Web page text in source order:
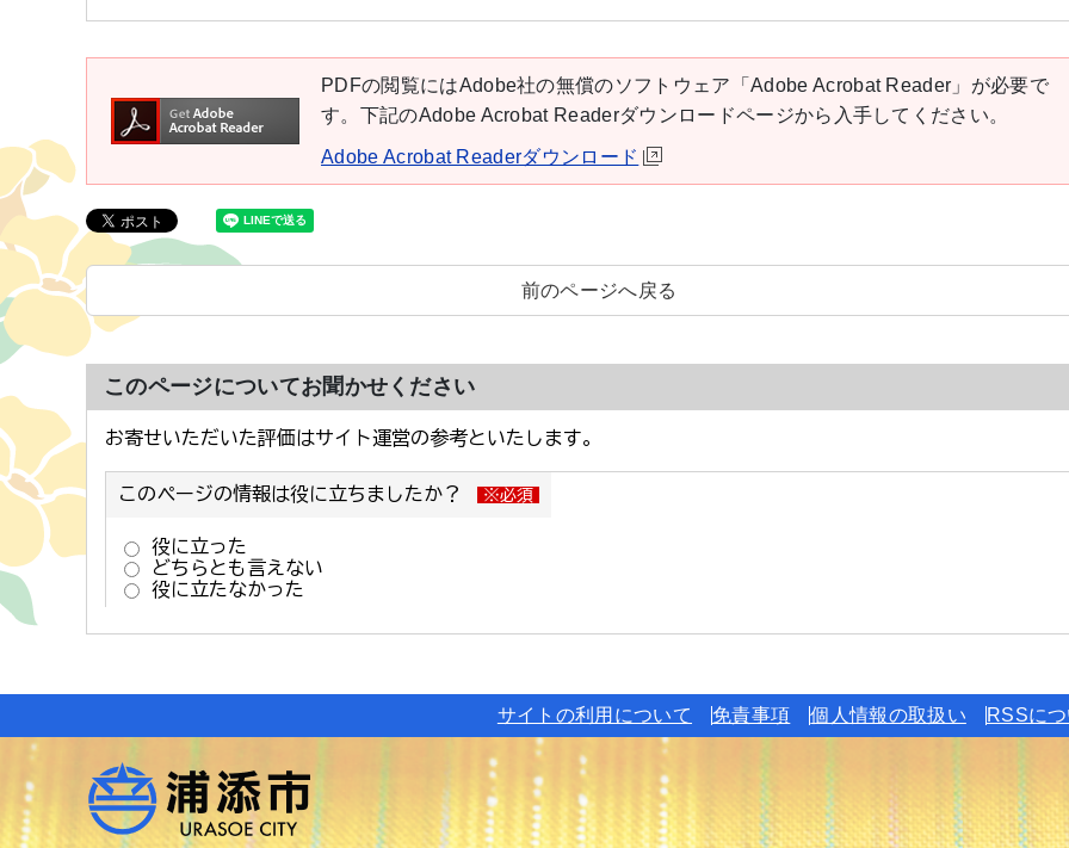
PDFの閲覧にはAdobe社の無償のソフトウェア「Adobe Acrobat Reader」が必要で
す。下記のAdobe Acrobat Readerダウンロードページから入手してください。
Adobe Acrobat Readerダウンロード
前のページへ戻る
このページについてお聞かせください
サイトの利用について 免責事項 個人情報の取扱い RSSに